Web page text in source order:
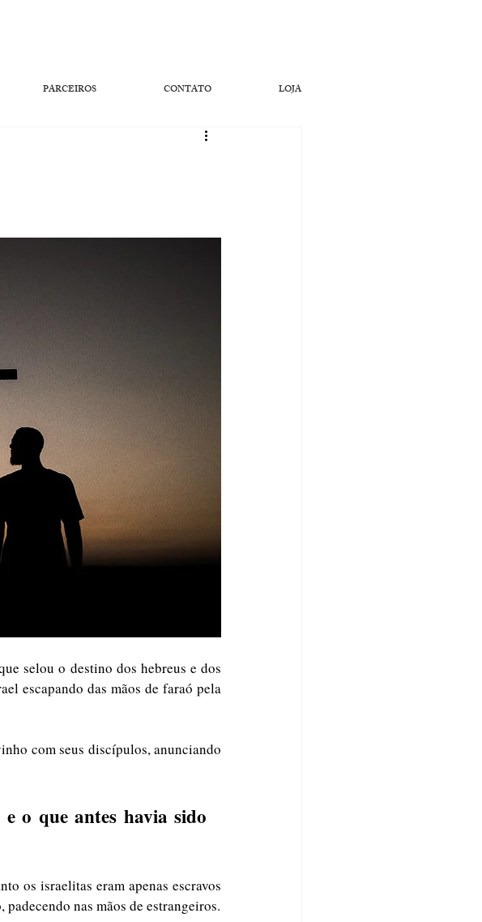
PARCEIROS CONTATO LOJA
selou o destino dos hebreus e dos
escapando das mãos de faraó pela
com seus discípulos, anunciando
o que antes havia sido
os israelitas eram apenas escravos